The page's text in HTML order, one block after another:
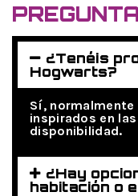
¿Tenéis
Hogwarts?
Sí,
inspirados en
disponibilidad.
¿Hay
habitación o